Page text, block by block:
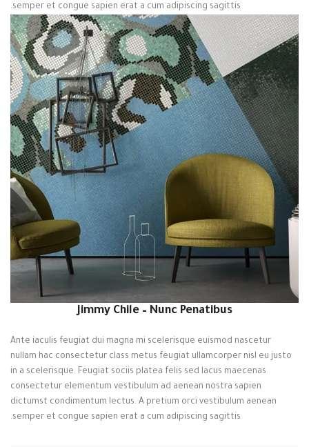
semper et congue sapien erat a cum adipiscing sagittis.
Jimmy Chile – Nunc Penatibus
Ante iaculis feugiat dui magna mi scelerisque euismod nascetur
nullam hac consectetur class metus feugiat ullamcorper nisl eu justo
in a scelerisque. Feugiat sociis platea felis sed lacus maecenas
consectetur elementum vestibulum ad aenean nostra sapien
dictumst condimentum lectus. A pretium orci vestibulum aenean
semper et congue sapien erat a cum adipiscing sagittis.